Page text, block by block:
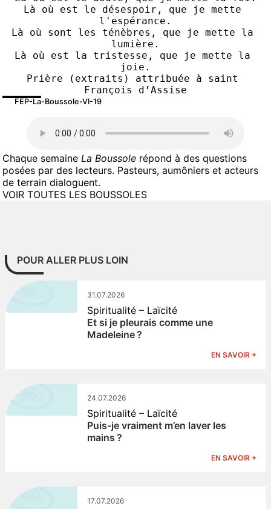
Là où est le désespoir, que je mette
l'espérance.
Là où sont les ténèbres, que je mette la
lumière.
Là où est la tristesse, que je mette la
joie.
Prière (extraits) attribuée à saint
François d’Assise
FEP-La-Boussole-VI-19
Chaque semaine La Boussole répond à des questions
posées par des lecteurs. Pasteurs, aumôniers et acteurs
de terrain dialoguent.
VOIR TOUTES LES BOUSSOLES
POUR ALLER PLUS LOIN
31.07.2026
Spiritualité – Laïcité
Et si je pleurais comme une
Madeleine ?
EN SAVOIR +
24.07.2026
Spiritualité – Laïcité
Puis-je vraiment m’en laver les
mains ?
EN SAVOIR +
17.07.2026